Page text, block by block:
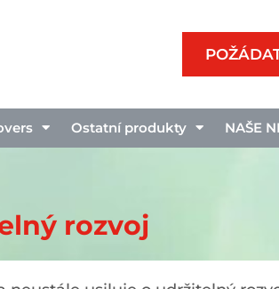
Ostatní produkty NAŠE
rozvoj